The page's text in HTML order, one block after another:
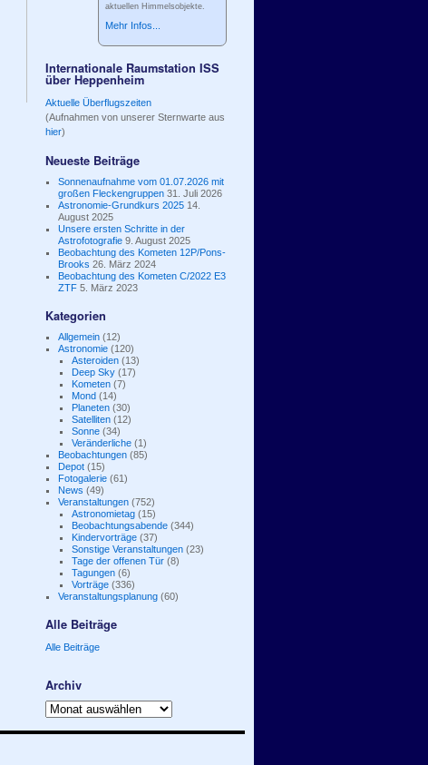
aktuellen Himmelsobjekte.
Mehr Infos...
Internationale Raumstation ISS
über Heppenheim
Aktuelle Überflugszeiten
(Aufnahmen von unserer Sternwarte aus
hier)
Neueste Beiträge
Sonnenaufnahme vom 01.07.2026 mit
großen Fleckengruppen 31. Juli 2026
Astronomie-Grundkurs 2025 14.
August 2025
Unsere ersten Schritte in der
Astrofotografie 9. August 2025
Beobachtung des Kometen 12P/Pons-
Brooks 26. März 2024
Beobachtung des Kometen C/2022 E3
ZTF 5. März 2023
Kategorien
Allgemein (12)
Astronomie (120)
Asteroiden(13)
Deep Sky(17)
Kometen(7)
Mond(14)
Planeten(30)
Satelliten(12)
Sonne(34)
Veränderliche(1)
Beobachtungen (85)
Depot (15)
Fotogalerie (61)
News (49)
Veranstaltungen (752)
Astronomietag(15)
Beobachtungsabende(344)
Kindervorträge(37)
Sonstige Veranstaltungen(23)
Tage der offenen Tür(8)
Tagungen(6)
Vorträge(336)
Veranstaltungsplanung (60)
Alle Beiträge
Alle Beiträge
Archiv
Archiv